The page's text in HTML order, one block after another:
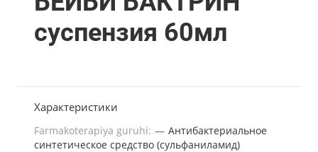
суспензия 60мл
Характеристики
Farmakoterapiya guruhi: — Антибактериальное
синтетическое средство (сульфаниламид)